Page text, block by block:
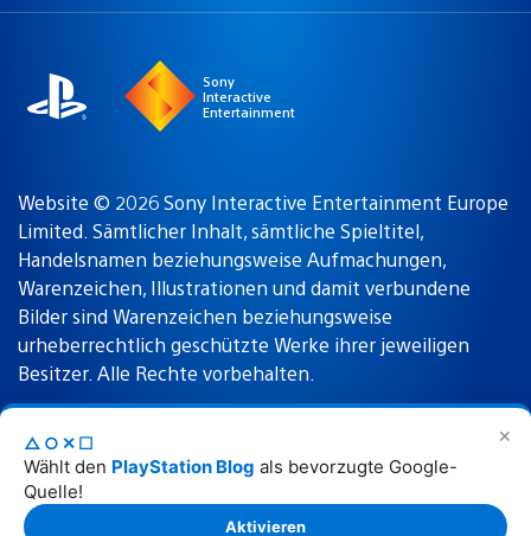
✕
△○✕☐
Wählt den PlayStation Blog als bevorzugte Google-
Quelle!
Aktivieren
Sony
Interactive
Entertainment
Website © 2026 Sony Interactive Entertainment Europe
Limited. Sämtlicher Inhalt, sämtliche Spieltitel,
Handelsnamen beziehungsweise Aufmachungen,
Warenzeichen, Illustrationen und damit verbundene
Bilder sind Warenzeichen beziehungsweise
urheberrechtlich geschützte Werke ihrer jeweiligen
Besitzer. Alle Rechte vorbehalten.
Nutzungsbedingungen Datenschutzrichtlinie
Rechtliche Hinweise